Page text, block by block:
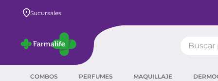
Sucursales
COMBOS PERFUMES MAQUILLAJE